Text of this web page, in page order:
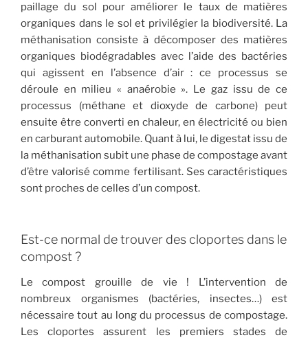
paillage du sol pour améliorer le taux de matières
organiques dans le sol et privilégier la biodiversité. La
méthanisation consiste à décomposer des matières
organiques biodégradables avec l’aide des bactéries
qui agissent en l’absence d’air : ce processus se
déroule en milieu « anaérobie ». Le gaz issu de ce
processus (méthane et dioxyde de carbone) peut
ensuite être converti en chaleur, en électricité ou bien
en carburant automobile. Quant à lui, le digestat issu de
la méthanisation subit une phase de compostage avant
d’être valorisé comme fertilisant. Ses caractéristiques
sont proches de celles d’un compost.
Est-ce normal de trouver des cloportes dans le
compost ?
Le compost grouille de vie ! L’intervention de
nombreux organismes (bactéries, insectes…) est
nécessaire tout au long du processus de compostage.
Les cloportes assurent les premiers stades de